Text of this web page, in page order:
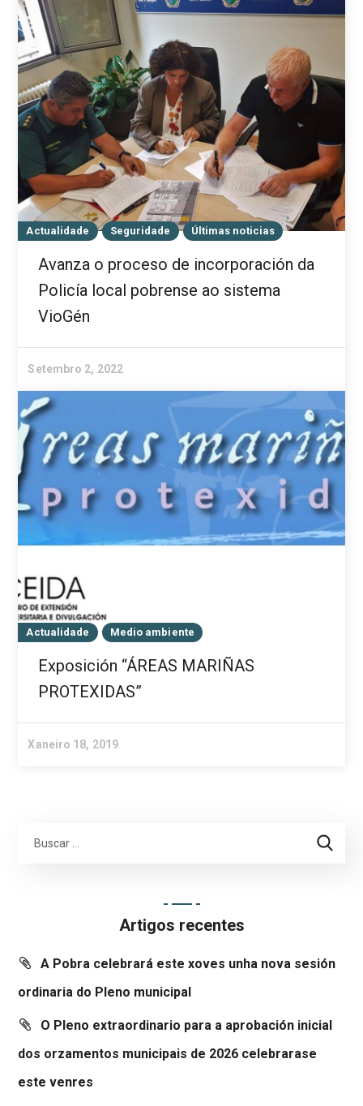
Actualidade Seguridade Últimas noticias
Avanza o proceso de incorporación da
Policía local pobrense ao sistema
VioGén
Setembro 2, 2022
Actualidade Medio ambiente
Exposición “ÁREAS MARIÑAS
PROTEXIDAS”
Xaneiro 18, 2019
Artigos recentes
A Pobra celebrará este xoves unha nova sesión
ordinaria do Pleno municipal
O Pleno extraordinario para a aprobación inicial
dos orzamentos municipais de 2026 celebrarase
este venres